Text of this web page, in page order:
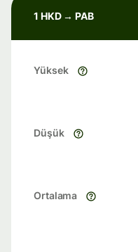
1 HKD → PAB
Yüksek
Düşük
Ortalama